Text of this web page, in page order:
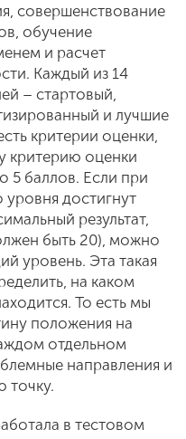
совершенствование
обучение
и расчет
Каждый из 14
– стартовый,
и лучшие
критерии оценки,
критерию оценки
5 баллов. Если при
уровня достигнут
результат,
быть 20), можно
уровень. Эта такая
на каком
То есть мы
положения на
отдельном
направления и
точку.
в тестовом